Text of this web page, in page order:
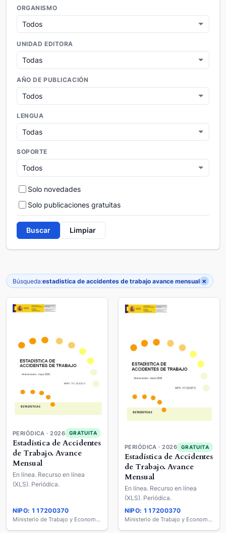
ORGANISMO
UNIDAD EDITORA
AÑO DE PUBLICACIÓN
LENGUA
SOPORTE
Solo novedades
Solo publicaciones gratuitas
Buscar Limpiar
Búsqueda:estadistica de accidentes de trabajo avance mensual ×
PERIÓDICA · 2026 GRATUITA
Estadística de Accidentes
de Trabajo. Avance
Mensual
En línea. Recurso en línea
(XLS). Periódica.
NIPO: 117200370
Ministerio de Trabajo y Economía Social
PERIÓDICA · 2026 GRATUITA
Estadística de Accidentes
de Trabajo. Avance
Mensual
En línea. Recurso en línea
(XLS). Periódica.
NIPO: 117200370
Ministerio de Trabajo y Economía Social